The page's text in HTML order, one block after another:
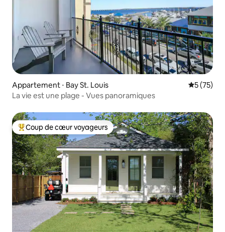
Appartement ⋅ Bay St. Louis
5 (75)
La vie est une plage - Vues panoramiques
Coups de cœur voyageurs les plus appréciés
Coup de cœur voyageurs